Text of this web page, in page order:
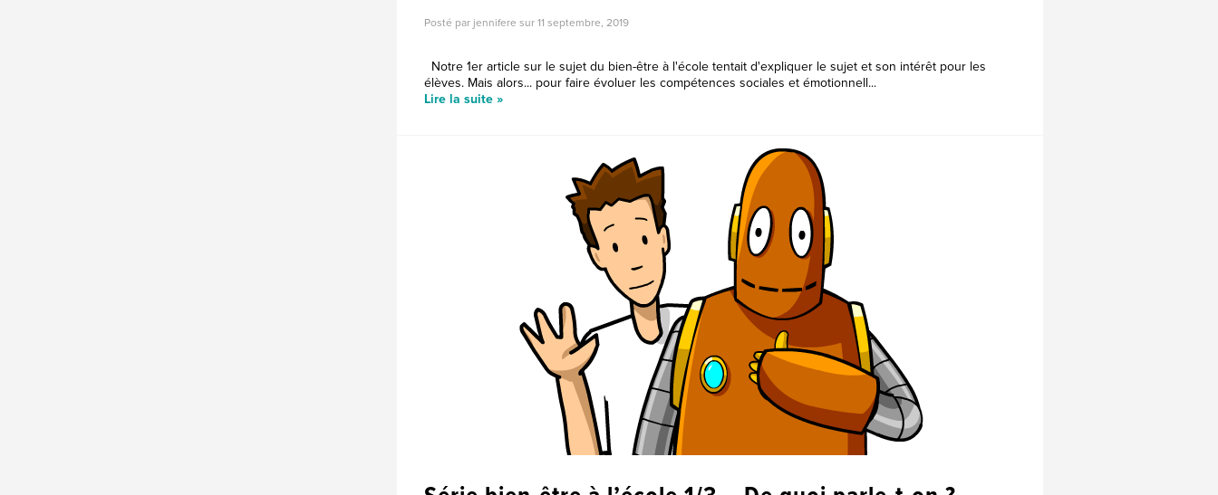
Posté par jennifere sur 11 septembre, 2019
Notre 1er article sur le sujet du bien-être à l'école tentait d'expliquer le sujet et son intérêt pour les
élèves. Mais alors... pour faire évoluer les compétences sociales et émotionnell...
Lire la suite »